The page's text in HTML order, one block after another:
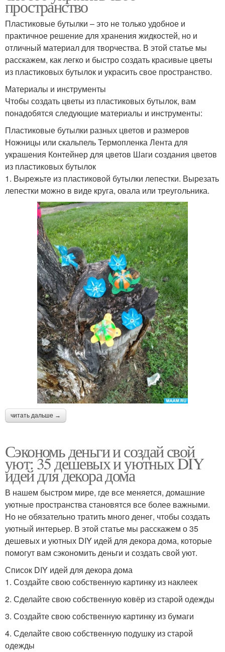
пространство
Пластиковые бутылки – это не только удобное и
практичное решение для хранения жидкостей, но и
отличный материал для творчества. В этой статье мы
расскажем, как легко и быстро создать красивые цветы
из пластиковых бутылок и украсить свое пространство.
Материалы и инструменты
Чтобы создать цветы из пластиковых бутылок, вам
понадобятся следующие материалы и инструменты:
Пластиковые бутылки разных цветов и размеров
Ножницы или скальпель Термопленка Лента для
украшения Контейнер для цветов Шаги создания цветов
из пластиковых бутылок
1. Вырежьте из пластиковой бутылки лепестки. Вырезать
лепестки можно в виде круга, овала или треугольника.
читать дальше →
Сэкономь деньги и создай свой
уют: 35 дешевых и уютных DIY
идей для декора дома
В нашем быстром мире, где все меняется, домашние
уютные пространства становятся все более важными.
Но не обязательно тратить много денег, чтобы создать
уютный интерьер. В этой статье мы расскажем о 35
дешевых и уютных DIY идей для декора дома, которые
помогут вам сэкономить деньги и создать свой уют.
Список DIY идей для декора дома
1. Создайте свою собственную картинку из наклеек
2. Сделайте свою собственную ковёр из старой одежды
3. Создайте свою собственную картинку из бумаги
4. Сделайте свою собственную подушку из старой
одежды